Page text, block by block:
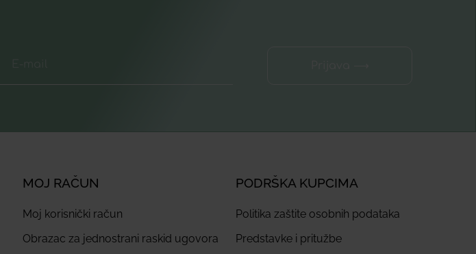
MOJ RAČUN
Moj korisnički račun
Obrazac za jednostrani raskid ugovora
PODRŠKA KUPCIMA
Politika zaštite osobnih podataka
Predstavke i pritužbe